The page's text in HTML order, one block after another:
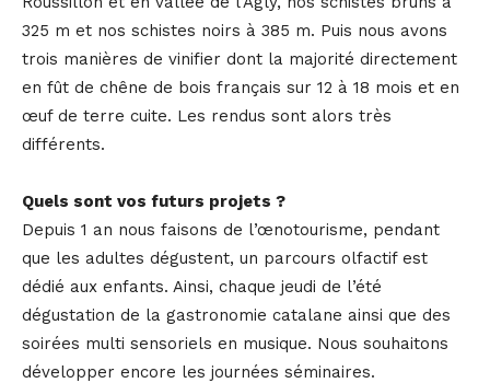
325 m et nos schistes noirs à 385 m. Puis nous avons
trois manières de vinifier dont la majorité directement
en fût de chêne de bois français sur 12 à 18 mois et en
œuf de terre cuite. Les rendus sont alors très
différents.
Quels sont vos futurs projets ?
Depuis 1 an nous faisons de l’œnotourisme, pendant
que les adultes dégustent, un parcours olfactif est
dédié aux enfants. Ainsi, chaque jeudi de l’été
dégustation de la gastronomie catalane ainsi que des
soirées multi sensoriels en musique. Nous souhaitons
développer encore les journées séminaires.